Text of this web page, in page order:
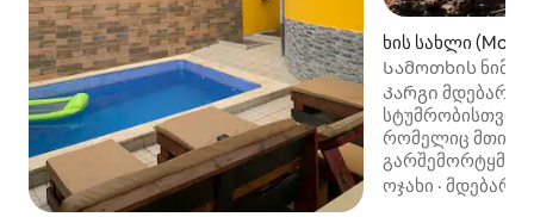
ხის სახლი
Სამოთხის
პლაჟით.
Კარგი
სტუმრობისთვის
რომელიც მთის
ბაღით, მზის
ოჯახი ·